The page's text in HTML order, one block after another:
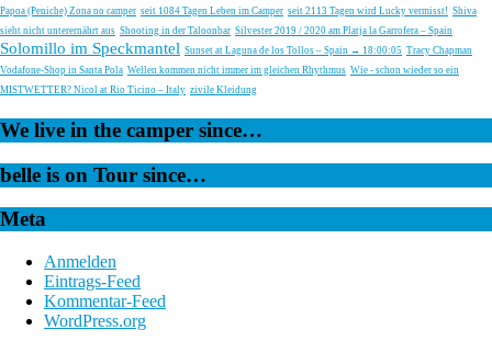
Papoa (Peniche) Zona no camper seit 1084 Tagen Leben im Camper seit 2113 Tagen wird Lucky vermisst! Shiva
sieht nicht unterernährt aus Shooting in der Taloonbar Silvester 2019 / 2020 am Platja la Garrofera – Spain
Solomillo im Speckmantel Sunset at Laguna de los Tollos – Spain → 18:00:05 Tracy Chapman
Vodafone-Shop in Santa Pola Wellen kommen nicht immer im gleichen Rhythmus Wie - schon wieder so ein
MISTWETTER? Nicol at Rio Ticino – Italy zivile Kleidung
We live in the camper since…
belle is on Tour since…
Meta
Anmelden
Eintrags-Feed
Kommentar-Feed
WordPress.org